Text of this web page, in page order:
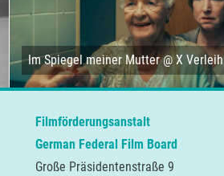
Im Spiegel meiner Mutter @ X Verleih
Filmförderungsanstalt
German Federal Film Board
Große Präsidentenstraße 9